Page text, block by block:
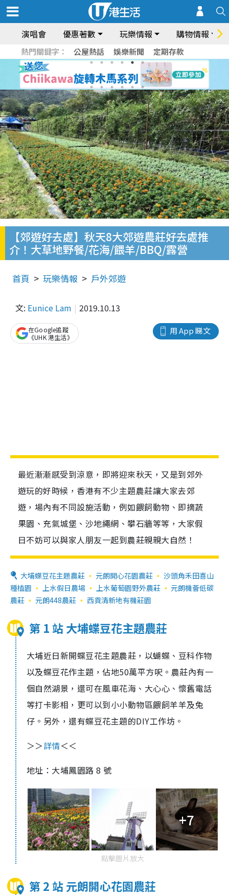
演唱會 優惠著數 玩樂情報 購物情報
熱門關鍵字： 公屋熱話 娛樂新聞 定期存款
【郊遊好去處】秋天8大郊遊農莊好去處推
介！大草地野餐/花海/餵羊/BBQ/露營
首頁 玩樂情報 戶外郊遊
文: Eunice Lam 2019.10.13
用 App 睇文
在Google追蹤
《UHK 港生活》
最近漸漸感受到涼意，即將迎來秋天，又是到郊外
遊玩的好時候，香港有不少主題農莊讓大家去郊
遊，場內有不同設施活動，例如餵飼動物、即摘蔬
果園、充氣城堡、沙地繩網、攀石牆等等，大家假
日不妨可以與家人朋友一起到農莊親親大自然！
大埔蝶豆花主題農莊 元朗開心花園農莊
沙頭角禾田喜山
種植園
上水假日農場 上水葡萄園野外農莊
元朗機薈低碳
農莊
元朗448農莊 西貢清新地有機莊園
第 1 站 大埔蝶豆花主題農莊
大埔近日新開蝶豆花主題農莊，以蝴蝶、豆科作物
以及蝶豆花作主題，佔地50萬平方呎。農莊內有一
個自然湖景，還可在風車花海、大心心、懷舊電話
等打卡影相，更可以到小小動物區餵飼羊羊及兔
仔。另外，還有蝶豆花主題的DIY工作坊。
＞＞詳情＜＜
地址：大埔鳳園路 8 號
+7
點擊圖片放大
第 2 站 元朗開心花園農莊